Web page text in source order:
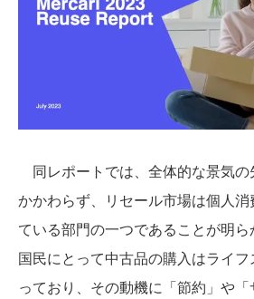
同レポートでは、全体的な景気の
かかわらず、リセール市場は個人
ている部門の一つであることが明
国民にとって中古品の購入はライ
っており、その動機に「節約」や